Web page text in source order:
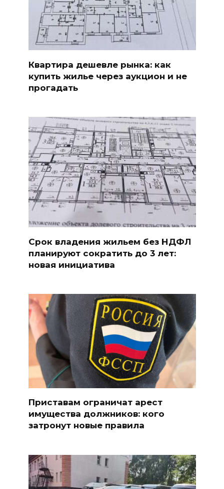
Квартира дешевле рынка: как
купить жилье через аукцион и не
прогадать
Срок владения жильем без НДФЛ
планируют сократить до 3 лет:
новая инициатива
Приставам ограничат арест
имущества должников: кого
затронут новые правила